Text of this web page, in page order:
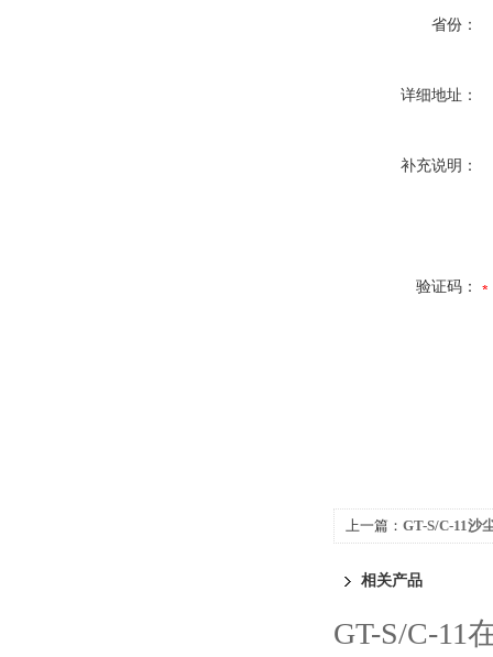
省份：
详细地址：
补充说明：
验证码：
上一篇： GT-S/C-11沙
相关产品
GT-S/C-11